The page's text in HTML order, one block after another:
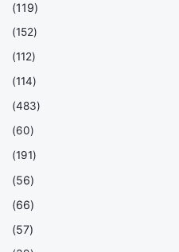
(119)
(152)
(112)
(114)
(483)
(60)
(191)
(56)
(66)
(57)